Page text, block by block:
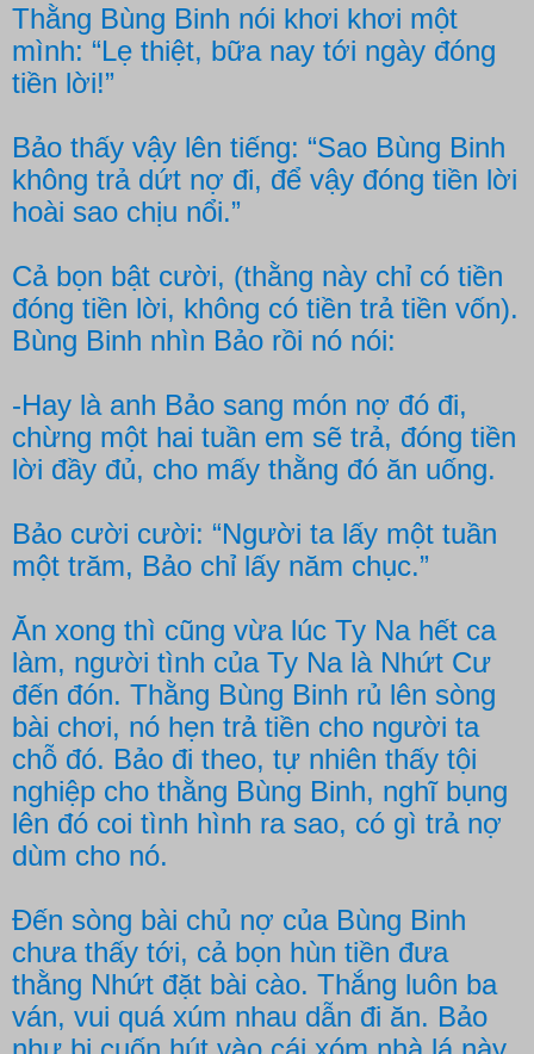
Thằng Bùng Binh nói khơi khơi một
mình: “Lẹ thiệt, bữa nay tới ngày đóng
tiền lời!”
Bảo thấy vậy lên tiếng: “Sao Bùng Binh
không trả dứt nợ đi, để vậy đóng tiền lời
hoài sao chịu nổi.”
Cả bọn bật cười, (thằng này chỉ có tiền
đóng tiền lời, không có tiền trả tiền vốn).
Bùng Binh nhìn Bảo rồi nó nói:
-Hay là anh Bảo sang món nợ đó đi,
chừng một hai tuần em sẽ trả, đóng tiền
lời đầy đủ, cho mấy thằng đó ăn uống.
Bảo cười cười: “Người ta lấy một tuần
một trăm, Bảo chỉ lấy năm chục.”
Ăn xong thì cũng vừa lúc Ty Na hết ca
làm, người tình của Ty Na là Nhứt Cư
đến đón. Thằng Bùng Binh rủ lên sòng
bài chơi, nó hẹn trả tiền cho người ta
chỗ đó. Bảo đi theo, tự nhiên thấy tội
nghiệp cho thằng Bùng Binh, nghĩ bụng
lên đó coi tình hình ra sao, có gì trả nợ
dùm cho nó.
Đến sòng bài chủ nợ của Bùng Binh
chưa thấy tới, cả bọn hùn tiền đưa
thằng Nhứt đặt bài cào. Thắng luôn ba
ván, vui quá xúm nhau dẫn đi ăn. Bảo